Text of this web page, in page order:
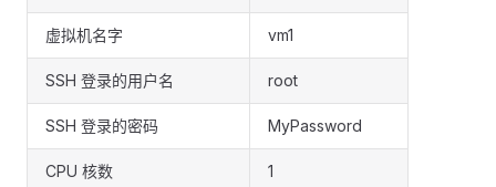
虚拟机名字 vm1
SSH 登录的用户名 root
SSH 登录的密码 MyPassword
CPU 核数 1